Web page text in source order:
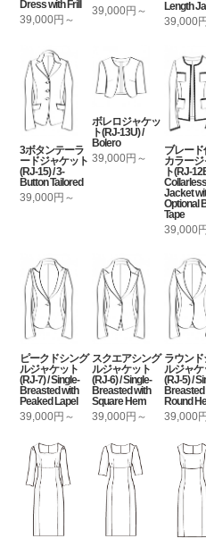
Dress with Frill
39,000円～
39,000円～
Length
39,000
3ボタンテーラ
ードジャケット
(RJ-15) / 3-
Button Tailored
39,000円～
ボレロジャケッ
ト(RJ-13U) /
Bolero
39,000円～
ブレード
カラージ
ト(RJ-
Collarless
Jacket
Optional
Tape
39,000
ピークドシング
ルジャケット
(RJ-7) / Single-
Breasted with
Peaked Lapel
39,000円～
スクエアシング
ルジャケット
(RJ-6) / Single-
Breasted with
Square Hem
39,000円～
ラウンド
ルジャケ
(RJ-5) /
Breasted
Round
39,000